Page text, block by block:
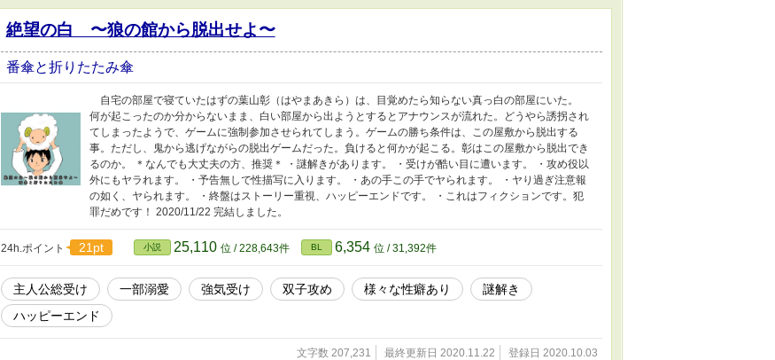
絶望の白 〜狼の館から脱出せよ〜
番傘と折りたたみ傘
自宅の部屋で寝ていたはずの葉山彰（はやまあきら）は、目覚めたら知らない真っ白の部屋にいた。
何が起こったのか分からないまま、白い部屋から出ようとするとアナウンスが流れた。どうやら誘拐され
てしまったようで、ゲームに強制参加させられてしまう。ゲームの勝ち条件は、この屋敷から脱出する
事。ただし、鬼から逃げながらの脱出ゲームだった。負けると何かが起こる。彰はこの屋敷から脱出でき
るのか。 ＊なんでも大丈夫の方、推奨＊ ・謎解きがあります。 ・受けが酷い目に遭います。 ・攻め役以
外にもヤラれます。 ・予告無しで性描写に入ります。 ・あの手この手でヤられます。 ・ヤり過ぎ注意報
の如く、ヤられます。 ・終盤はストーリー重視、ハッピーエンドです。 ・これはフィクションです。犯
罪だめです！ 2020/11/22 完結しました。
24h.ポイント 21pt 小説 25,110 位 / 228,643件 BL 6,354 位 / 31,392件
主人公総受け 一部溺愛 強気受け 双子攻め 様々な性癖あり
謎解き
ハッピーエンド
文字数 207,231 最終更新日 2020.11.22 登録日 2020.10.03